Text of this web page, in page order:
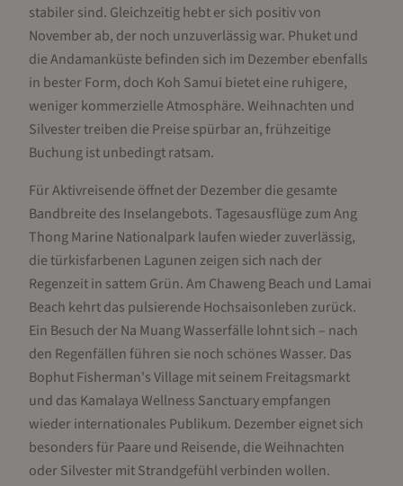
stabiler sind. Gleichzeitig hebt er sich positiv von
November ab, der noch unzuverlässig war. Phuket und
die Andamanküste befinden sich im Dezember ebenfalls
in bester Form, doch Koh Samui bietet eine ruhigere,
weniger kommerzielle Atmosphäre. Weihnachten und
Silvester treiben die Preise spürbar an, frühzeitige
Buchung ist unbedingt ratsam.
Für Aktivreisende öffnet der Dezember die gesamte
Bandbreite des Inselangebots. Tagesausflüge zum Ang
Thong Marine Nationalpark laufen wieder zuverlässig,
die türkisfarbenen Lagunen zeigen sich nach der
Regenzeit in sattem Grün. Am Chaweng Beach und Lamai
Beach kehrt das pulsierende Hochsaisonleben zurück.
Ein Besuch der Na Muang Wasserfälle lohnt sich – nach
den Regenfällen führen sie noch schönes Wasser. Das
Bophut Fisherman's Village mit seinem Freitagsmarkt
und das Kamalaya Wellness Sanctuary empfangen
wieder internationales Publikum. Dezember eignet sich
besonders für Paare und Reisende, die Weihnachten
oder Silvester mit Strandgefühl verbinden wollen.